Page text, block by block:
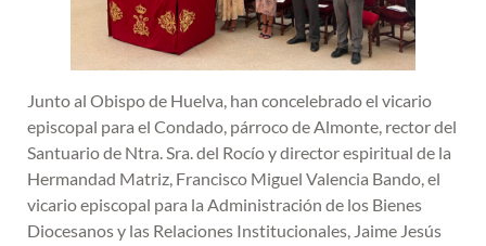
Junto al Obispo de Huelva, han concelebrado el vicario
episcopal para el Condado, párroco de Almonte, rector del
Santuario de Ntra. Sra. del Rocío y director espiritual de la
Hermandad Matriz, Francisco Miguel Valencia Bando, el
vicario episcopal para la Administración de los Bienes
Diocesanos y las Relaciones Institucionales, Jaime Jesús